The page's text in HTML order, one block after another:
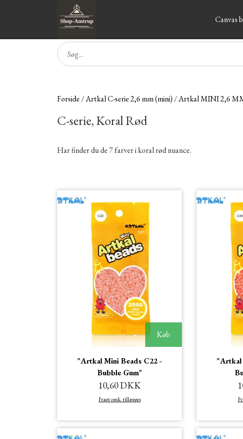
Canvas
Forside Artkal C-serie 2,6 mm (mini) Artkal MINI 2,6
C-serie, Koral Rød
Har finder du de 7 farver i koral rød nuance.
Køb
"Artkal Mini Beads C22 -
Bubble Gum"
10,60 DKK
Fragt omk. tillægges
"Artkal